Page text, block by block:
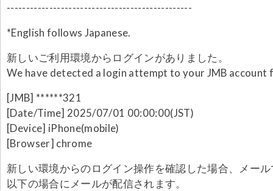
------------------------------------------------
*English follows Japanese.
新しいご利用環境からログインがありました。
We have detected a login attempt to your JMB account
[JMB] ******321
[Date/Time] 2025/07/01 00:00:00(JST)
[Device] iPhone(mobile)
[Browser] chrome
新しい環境からのログイン操作を確認した場合、メー
以下の場合にメールが配信されます。